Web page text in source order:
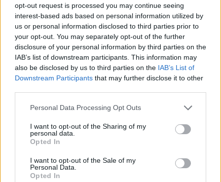
opt-out request is processed you may continue seeing
interest-based ads based on personal information utilized by
us or personal information disclosed to third parties prior to
your opt-out. You may separately opt-out of the further
disclosure of your personal information by third parties on the
IAB’s list of downstream participants. This information may
also be disclosed by us to third parties on the IAB’s List of
Downstream Participants that may further disclose it to other
Please note that this website/app uses one or more Google
not limited to your visit or usage behaviour. You may click to
grant or deny consent to Google and its third-party tags to
use your data for below specified purposes in below Google
consent section.
Personal Data Processing Opt Outs
I want to opt-out of the Sharing of my
personal data.
Opted In
I want to opt-out of the Sale of my
Personal Data.
Opted In
NB I
NB I: "Az egyetlen csapat, amely ellen
utálok játszani" - Bódog a
hosszabbítás után fájdalmat okozna
mindenkinek
NB I: Fontos bejelentést tettek a